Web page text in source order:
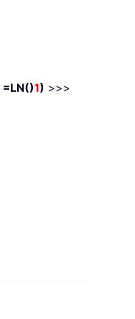
=LN()1) >>>